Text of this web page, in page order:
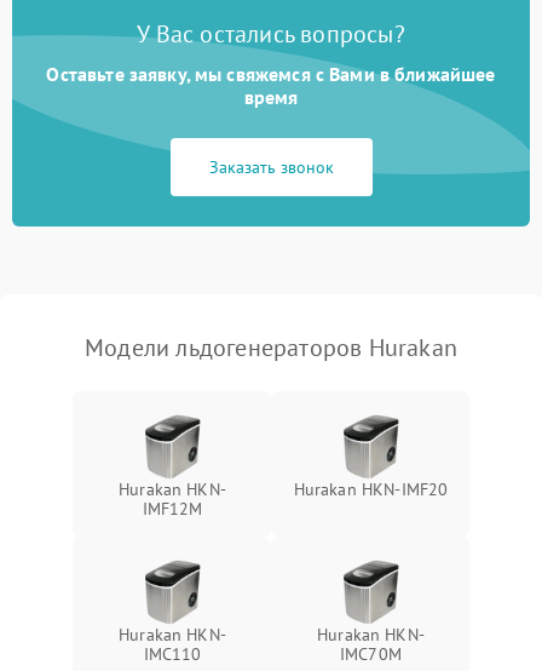
У Вас остались вопросы?
Оставьте заявку, мы свяжемся с Вами в ближайшее
время
Заказать звонок
Модели льдогенераторов Hurakan
Hurakan HKN-
IMF12M
Hurakan HKN-IMF20
Hurakan HKN-
IMC110
Hurakan HKN-
IMC70M